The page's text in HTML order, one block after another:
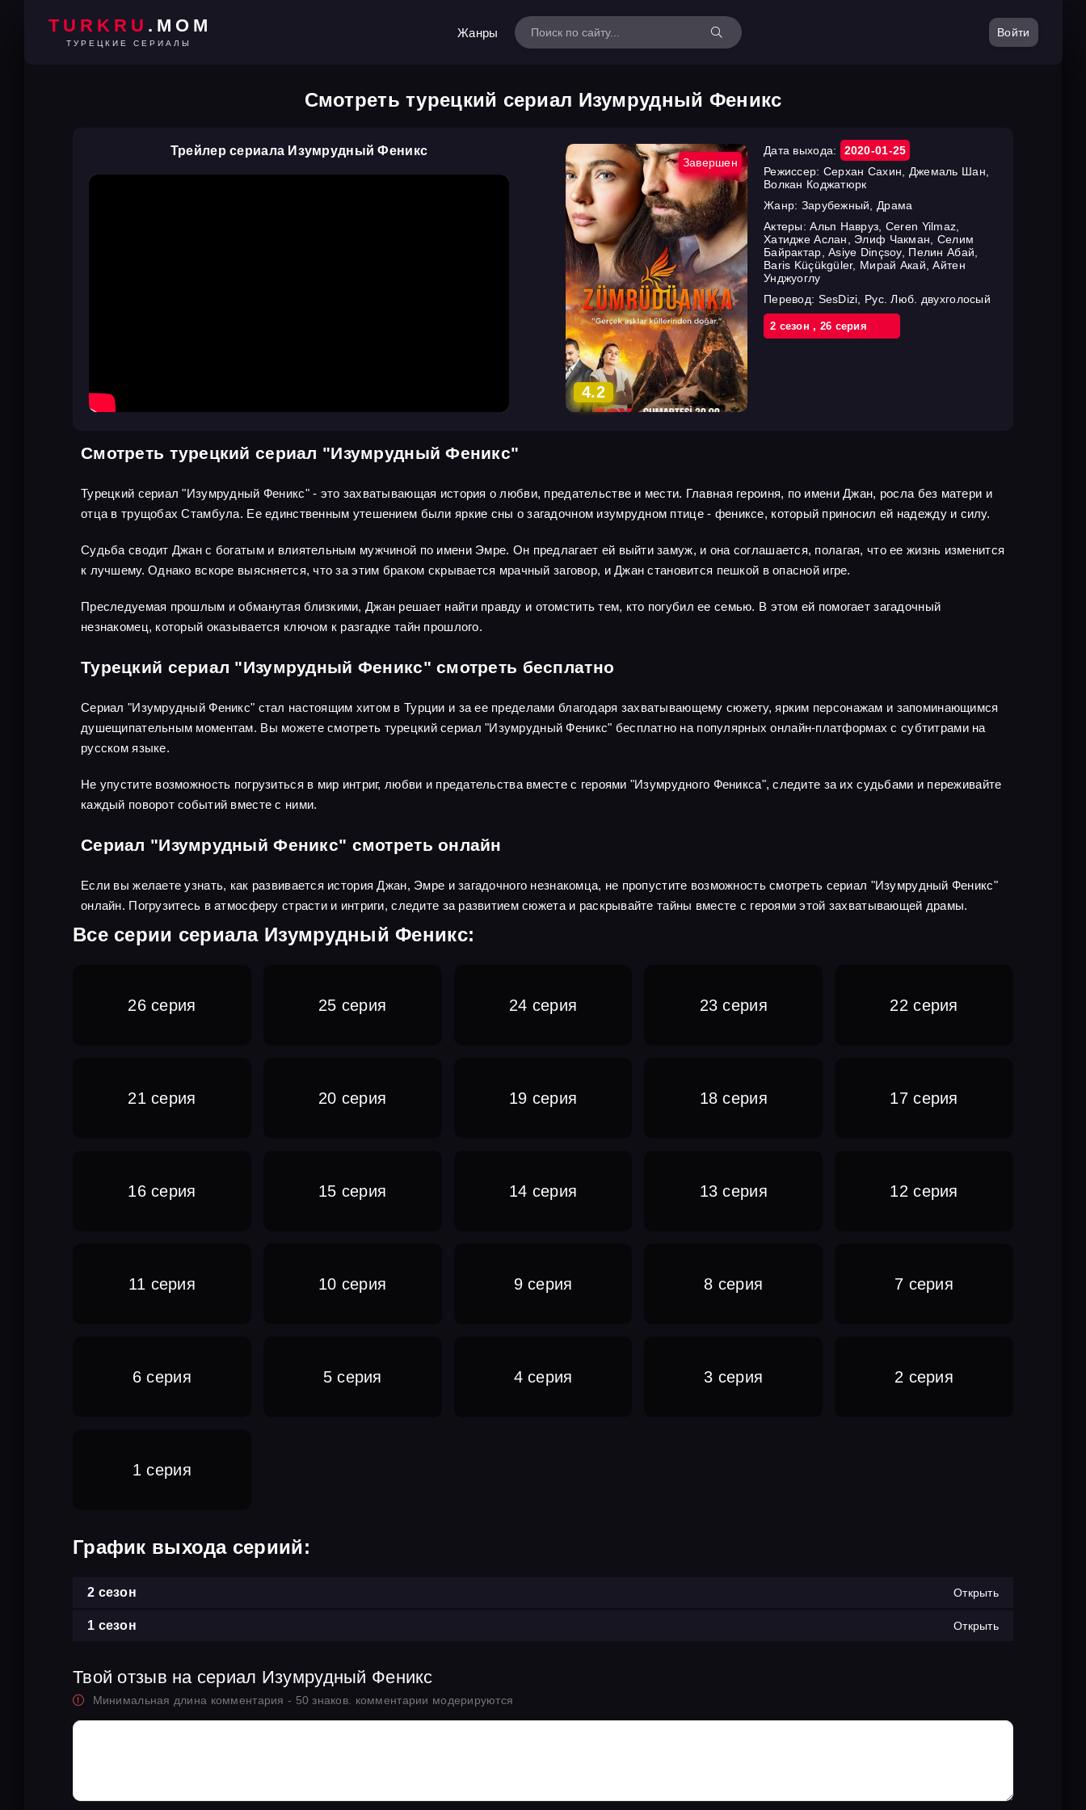
TURKRU .MOM
ТУРЕЦКИЕ СЕРИАЛЫ
Жанры Войти
Смотреть турецкий сериал Изумрудный Феникс
Трейлер сериала Изумрудный Феникс
Завершен
4.2
Дата выхода:
2020-01-25
Режиссер: Серхан Сахин, Джемаль Шан,
Волкан Коджатюрк
Жанр: Зарубежный, Драма
Актеры:Альп Навруз, Ceren Yilmaz,
Хатидже Аслан, Элиф Чакман, Селим
Байрактар, Asiye Dinçsoy, Пелин Абай,
Baris Küçükgüler, Мирай Акай, Айтен
Унджуоглу
Перевод: SesDizi, Рус. Люб. двухголосый
2 cезон, 26 cерия
Смотреть турецкий сериал "Изумрудный Феникс"
Турецкий сериал "Изумрудный Феникс" - это захватывающая история о любви, предательстве и мести. Главная героиня, по имени Джан, росла без матери и
отца в трущобах Стамбула. Ее единственным утешением были яркие сны о загадочном изумрудном птице - фениксе, который приносил ей надежду и силу.
Судьба сводит Джан с богатым и влиятельным мужчиной по имени Эмре. Он предлагает ей выйти замуж, и она соглашается, полагая, что ее жизнь изменится
к лучшему. Однако вскоре выясняется, что за этим браком скрывается мрачный заговор, и Джан становится пешкой в опасной игре.
Преследуемая прошлым и обманутая близкими, Джан решает найти правду и отомстить тем, кто погубил ее семью. В этом ей помогает загадочный
незнакомец, который оказывается ключом к разгадке тайн прошлого.
Турецкий сериал "Изумрудный Феникс" смотреть бесплатно
Сериал "Изумрудный Феникс" стал настоящим хитом в Турции и за ее пределами благодаря захватывающему сюжету, ярким персонажам и запоминающимся
душещипательным моментам. Вы можете смотреть турецкий сериал "Изумрудный Феникс" бесплатно на популярных онлайн-платформах с субтитрами на
русском языке.
Не упустите возможность погрузиться в мир интриг, любви и предательства вместе с героями "Изумрудного Феникса", следите за их судьбами и переживайте
каждый поворот событий вместе с ними.
Сериал "Изумрудный Феникс" смотреть онлайн
Если вы желаете узнать, как развивается история Джан, Эмре и загадочного незнакомца, не пропустите возможность смотреть сериал "Изумрудный Феникс"
онлайн. Погрузитесь в атмосферу страсти и интриги, следите за развитием сюжета и раскрывайте тайны вместе с героями этой захватывающей драмы.
Все серии сериала Изумрудный Феникс:
26 серия 25 серия 24 серия 23 серия 22 серия
21 серия 20 серия 19 серия 18 серия 17 серия
16 серия 15 серия 14 серия 13 серия 12 серия
11 серия 10 серия 9 серия 8 серия 7 серия
6 серия 5 серия 4 серия 3 серия 2 серия
1 серия
График выхода сериий:
2 сезон Открыть
1 сезон Открыть
Твой отзыв на сериал Изумрудный Феникс
Минимальная длина комментария - 50 знаков. комментарии модерируются